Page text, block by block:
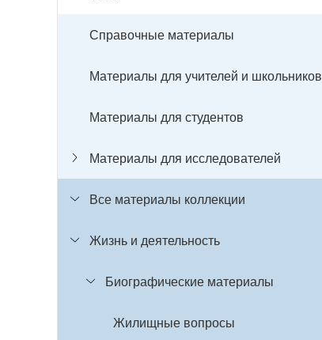
Справочные материалы
Материалы для учителей и школьников
Материалы для студентов
Материалы для исследователей
Все материалы коллекции
Жизнь и деятельность
Биографические материалы
Жилищные вопросы